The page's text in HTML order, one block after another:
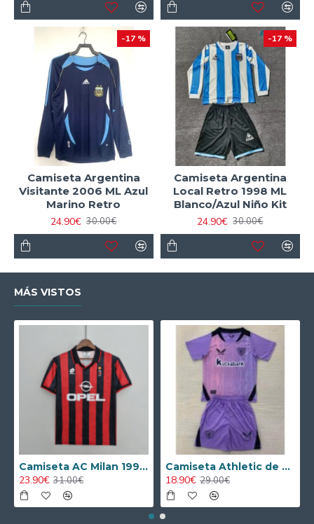
-17 %
Camiseta Argentina
Visitante 2006 ML Azul
Marino Retro
24.90€ 30.00€
-17 %
Camiseta Argentina
Local Retro 1998 ML
Blanco/Azul Niño Kit
24.90€ 30.00€
MÁS VISTOS
Camiseta AC Milan 1995/1996 Local Retro
23.90€ 31.00€
Camiseta Athletic de Bilbao 2024/2025 Alternativo Niño Kit
18.90€ 29.00€